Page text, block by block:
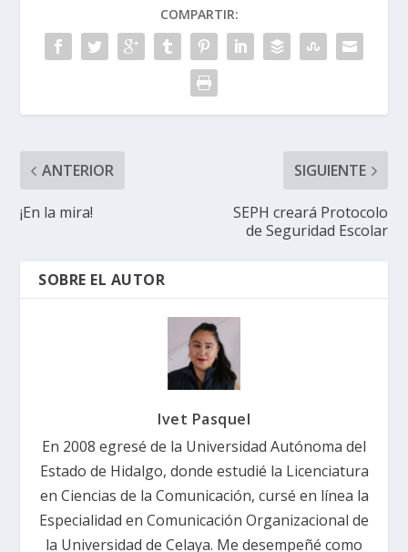
COMPARTIR:
ANTERIOR
¡En la mira!
SIGUIENTE
SEPH creará Protocolo
de Seguridad Escolar
SOBRE EL AUTOR
Ivet Pasquel
En 2008 egresé de la Universidad Autónoma del
Estado de Hidalgo, donde estudié la Licenciatura
en Ciencias de la Comunicación, cursé en línea la
Especialidad en Comunicación Organizacional de
la Universidad de Celaya. Me desempeñé como